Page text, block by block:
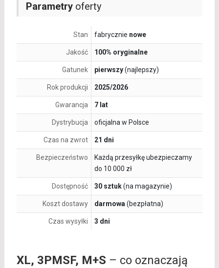
Parametryoferty
Stan fabrycznie nowe
Jakość 100% oryginalne
Gatunek pierwszy(najlepszy)
Rok produkcji 2025/2026
Gwarancja 7 lat
Dystrybucja oficjalna w Polsce
Czas na zwrot 21 dni
Bezpieczeństwo
Każdą przesyłkę ubezpieczamy
do 10 000 zł
Dostępność 30 sztuk(na magazynie)
Koszt dostawy darmowa (bezpłatna)
Czas wysyłki 3 dni
XL, 3PMSF, M+S – co oznaczają